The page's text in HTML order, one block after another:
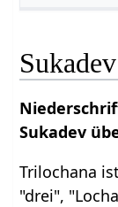
Sukadev
Trilochana
"drei",